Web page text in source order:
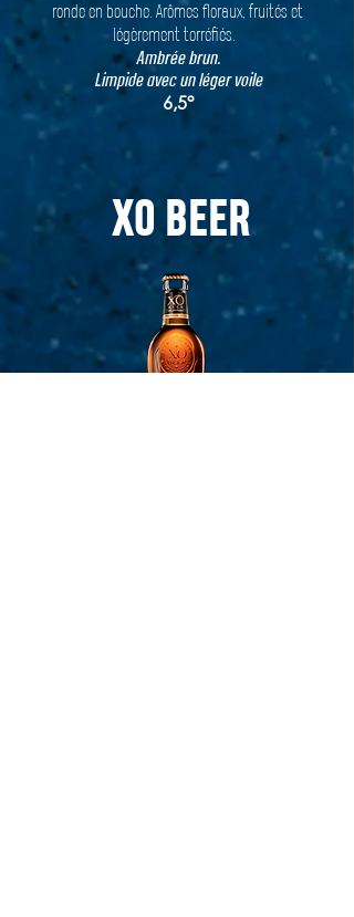
ronde en bouche. Arômes floraux, fruités et
légèrement torréfiés.
Ambrée brun.
Limpide avec un léger voile
6,5°
XO BEER